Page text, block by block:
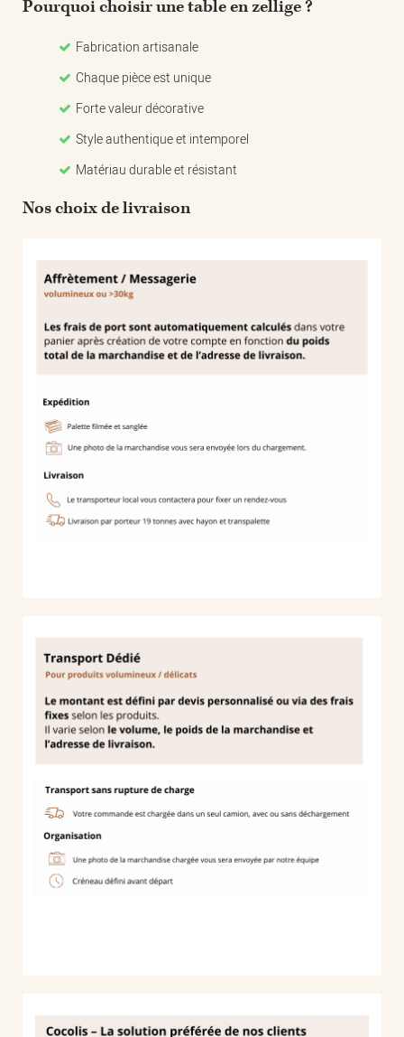
Pourquoi choisir une table en zellige ?
Fabrication artisanale
Chaque pièce est unique
Forte valeur décorative
Style authentique et intemporel
Matériau durable et résistant
Nos choix de livraison